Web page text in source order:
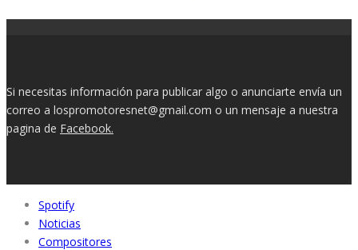
Si necesitas información para publicar algo o anunciarte envía un
correo a lospromotoresnet@gmail.com o un mensaje a nuestra
pagina de Facebook.
Spotify
Noticias
Compositores